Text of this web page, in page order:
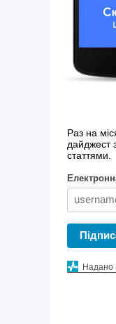
Раз на
дайджест
статтями.
Надано